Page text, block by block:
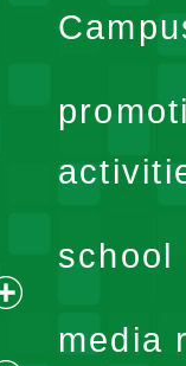
school
media
expand